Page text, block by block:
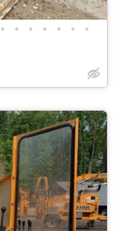
• • • • • • •